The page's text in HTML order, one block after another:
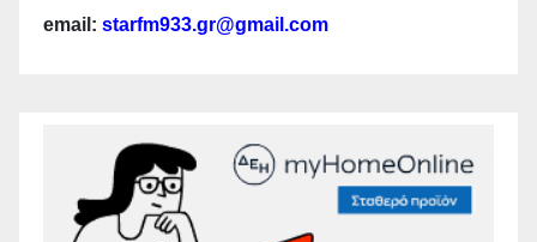
email: starfm933.gr@gmail.com